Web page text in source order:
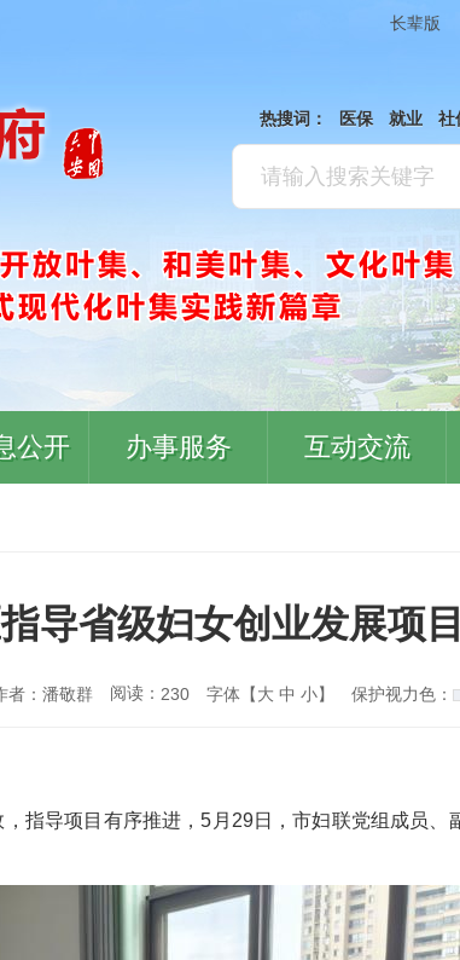
长辈版
热搜词： 医保 就业 社
公开 办事服务 互动交流
导省级妇女创业发展项目
者：潘敬群 阅读： 230 字体【大 中 小】 保护视力色：
指导项目有序推进，5月29日，市妇联党组成员、